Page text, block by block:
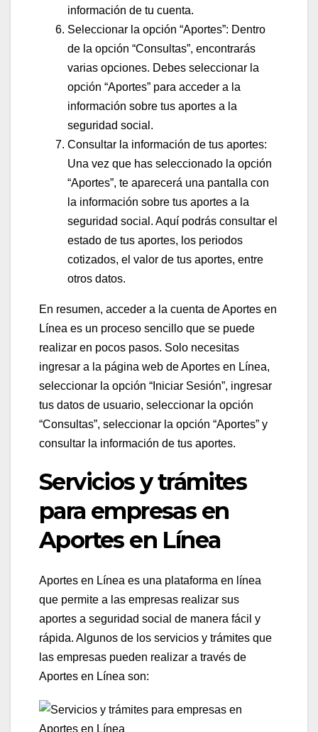
información de tu cuenta.
Seleccionar la opción “Aportes”: Dentro
de la opción “Consultas”, encontrarás
varias opciones. Debes seleccionar la
opción “Aportes” para acceder a la
información sobre tus aportes a la
seguridad social.
Consultar la información de tus aportes:
Una vez que has seleccionado la opción
“Aportes”, te aparecerá una pantalla con
la información sobre tus aportes a la
seguridad social. Aquí podrás consultar el
estado de tus aportes, los periodos
cotizados, el valor de tus aportes, entre
otros datos.
En resumen, acceder a la cuenta de Aportes en
Línea es un proceso sencillo que se puede
realizar en pocos pasos. Solo necesitas
ingresar a la página web de Aportes en Línea,
seleccionar la opción “Iniciar Sesión”, ingresar
tus datos de usuario, seleccionar la opción
“Consultas”, seleccionar la opción “Aportes” y
consultar la información de tus aportes.
Servicios y trámites
para empresas en
Aportes en Línea
Aportes en Línea es una plataforma en línea
que permite a las empresas realizar sus
aportes a seguridad social de manera fácil y
rápida. Algunos de los servicios y trámites que
las empresas pueden realizar a través de
Aportes en Línea son: